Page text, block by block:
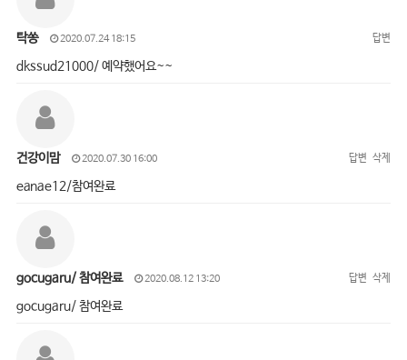
탁쏭 2020.07.24 18:15 답변
dkssud21000/ 예약했어요~~
건강이맘 2020.07.30 16:00 답변 삭제
eanae12/참여완료
gocugaru/ 참여완료 2020.08.12 13:20 답변 삭제
gocugaru/ 참여완료